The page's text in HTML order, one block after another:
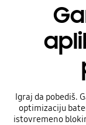
Igraj da pobediš.
optimizaciju
istovremeno